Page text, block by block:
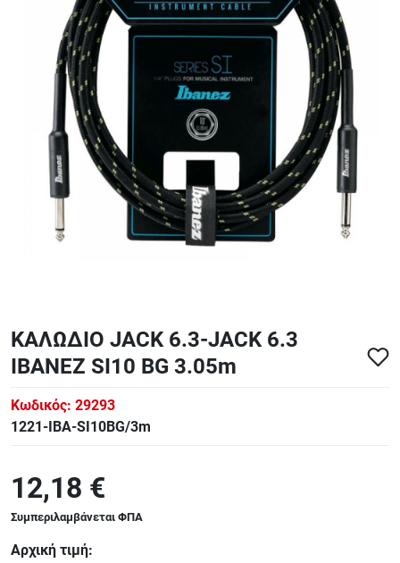
ΚΑΛΩΔΙΟ JACK 6.3-JACK 6.3
IBANEZ SI10 BG 3.05m
Κωδικός: 29293
1221-IBA-SI10BG/3m
12,18 €
Συμπεριλαμβάνεται ΦΠΑ
Αρχική τιμή:
ΑΞΕΣΟΥΑΡ - ΑΝΤΑΛΛΑΚΤΙΚΑ ΚΙΘΑΡΑΣ ΜΠΑΣΟΥ
ΤΕΤΡΑΔΙΑ-DVD-CD